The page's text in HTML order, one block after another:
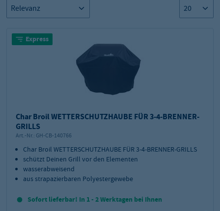
Express
Char Broil WETTERSCHUTZHAUBE FÜR 3-4-BRENNER-
GRILLS
Art.-Nr.: GH-CB-140766
Char Broil WETTERSCHUTZHAUBE FÜR 3-4-BRENNER-GRILLS
schützt Deinen Grill vor den Elementen
wasserabweisend
aus strapazierbaren Polyestergewebe
Sofort lieferbar! In 1 - 2 Werktagen bei Ihnen